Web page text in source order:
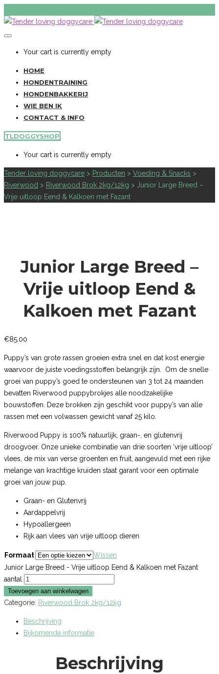
Your cart is currently empty
HOME
HONDENTRAINING
HONDENBAKKERIJ
WIE BEN IK
CONTACT & INFO
TLDOGGYSHOP
Your cart is currently empty
Tender loving doggycare > Producten > Voeding & Snacks >
Riverwood > Riverwood Brok 2kg/12kg > Junior Large Breed –
Vrije uitloop Eend & Kalkoen met Fazant
Junior Large Breed –
Vrije uitloop Eend &
Kalkoen met Fazant
€85.00
Puppy’s van grote rassen groeien extra snel en dat kost energie
waarvoor de juiste voedingsstoffen belangrijk zijn. Om de snelle
groei van puppy’s goed te ondersteunen van 3 tot 24 maanden
bevatten Riverwood puppybrokjes alle noodzakelijke
bouwstoffen. Deze brokken zijn geschikt voor puppy’s van alle
rassen met een volwassen gewicht vanaf 25 kilo.
Riverwood Puppy is 100% natuurlijk, graan-, en glutenvrij
droogvoer. Onze unieke combinatie van drie soorten ‘vrije uitloop’
vlees, de mix van verse groenten en fruit, aangevuld met een rijke
melange van krachtige kruiden staat garant voor een optimale
groei van jouw pup.
Graan- en Glutenvrij
Aardappelvrij
Hypoallergeen
Rijk aan vlees van vrije uitloop dieren
Formaat
Wissen
Junior Large Breed - Vrije uitloop Eend & Kalkoen met Fazant
aantal
Toevoegen aan winkelwagen
Categorie: Riverwood Brok 2kg/12kg
Beschrijving
Bijkomende informatie
Beschrijving